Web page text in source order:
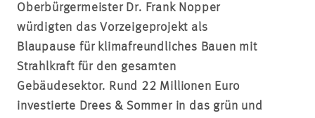
Oberbürgermeister Dr. Frank Nopper
würdigten das Vorzeigeprojekt als
Blaupause für klimafreundliches Bauen mit
Strahlkraft für den gesamten
Gebäudesektor. Rund 22 Millionen Euro
investierte Drees & Sommer in das grün und